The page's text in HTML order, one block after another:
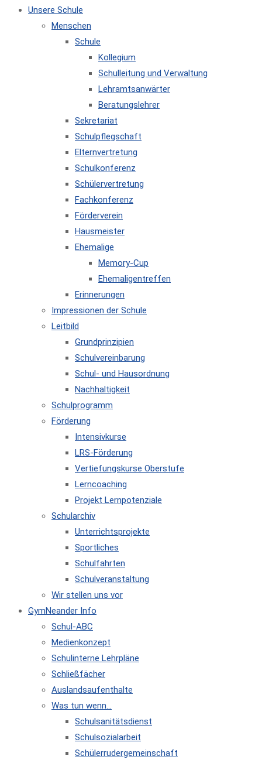
Unsere Schule
Menschen
Schule
Kollegium
Schulleitung und Verwaltung
Lehramtsanwärter
Beratungslehrer
Sekretariat
Schulpflegschaft
Elternvertretung
Schulkonferenz
Schülervertretung
Fachkonferenz
Förderverein
Hausmeister
Ehemalige
Memory-Cup
Ehemaligentreffen
Erinnerungen
Impressionen der Schule
Leitbild
Grundprinzipien
Schulvereinbarung
Schul- und Hausordnung
Nachhaltigkeit
Schulprogramm
Förderung
Intensivkurse
LRS-Förderung
Vertiefungskurse Oberstufe
Lerncoaching
Projekt Lernpotenziale
Schularchiv
Unterrichtsprojekte
Sportliches
Schulfahrten
Schulveranstaltung
Wir stellen uns vor
GymNeander Info
Schul-ABC
Medienkonzept
Schulinterne Lehrpläne
Schließfächer
Auslandsaufenthalte
Was tun wenn…
Schulsanitätsdienst
Schulsozialarbeit
Schülerrudergemeinschaft